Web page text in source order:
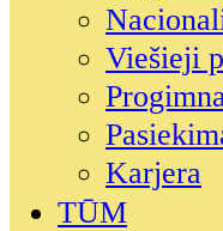
Viešieji
Karjera
TŪM